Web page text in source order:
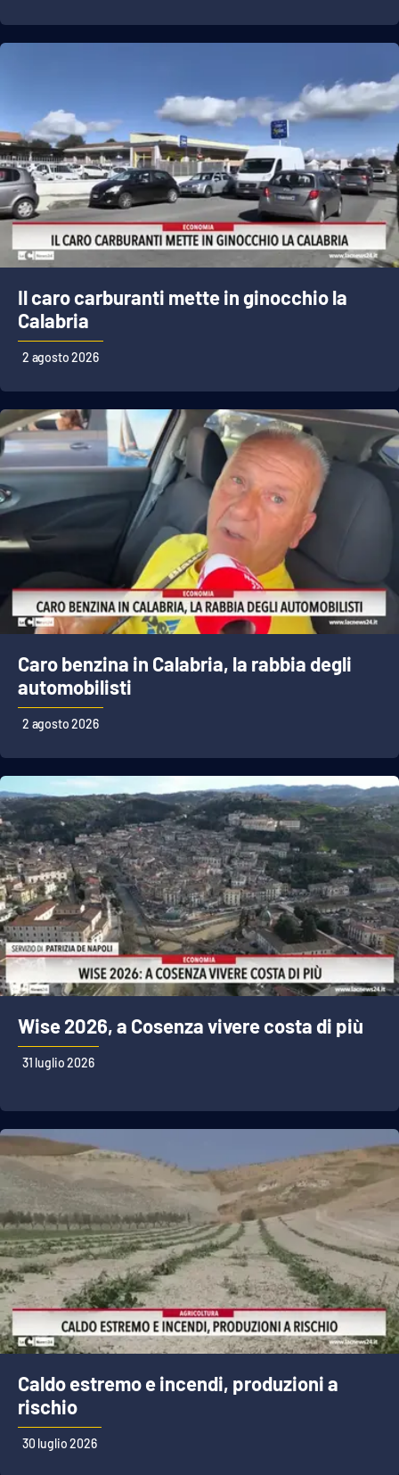
Le perfidie di Antonella Grippo
STREAMING
LaC TV
LaC Network
LaC OnAir
EDIZIONI
LOCALI
Crotone
Vibo Valentia
Reggio Calabria
Lamezia Terme
PROGETTI
SPECIALI
Buona Sanità Calabria
LA
CALABRIAVISIONE
Destinazioni
Eventi
Food
Storie
LAC
Lactv.it
Laconair.it
Lacitymag.it
Lacapitalenews.it
Ilreggino.it
Cosenzachannel.it
Ilvibonese.it
Catanzarochannel.it
Il caro carburanti mette in ginocchio la
Calabria
2 agosto 2026
Caro benzina in Calabria, la rabbia degli
automobilisti
2 agosto 2026
Wise 2026, a Cosenza vivere costa di più
31 luglio 2026
Caldo estremo e incendi, produzioni a
rischio
30 luglio 2026